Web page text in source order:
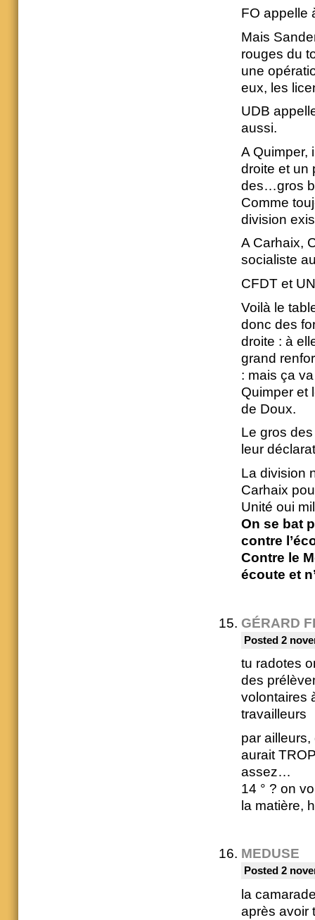
FO appelle
Mais
rouges du
une
eux, les
UDB
aussi.
A Quimper,
droite et un
des…gros
Comme
division
A Carhaix,
socialiste
CFDT et
Voilà le
donc des
droite : à
grand
: mais ça
Quimper et
de Doux.
Le gros
leur
La division
Carhaix
Unité oui
On se bat
contre
Contre le
écoute et
GÉRARD
Posted 2
tu radotes
des
volontaires
travailleurs
par ailleurs,
aurait
assez…
14 ° ? on
la matière,
MEDUSE
Posted 2
la
après avoir